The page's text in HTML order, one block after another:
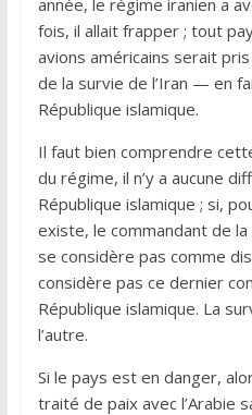
fois, il allait frapper ; tout
avions américains serait
de la survie de l’Iran — en
République islamique.
Il faut bien comprendre
du régime, il n’y a aucune
République islamique ; si,
existe, le commandant de
se considère pas comme
considère pas ce dernier
République islamique. La
l’autre.
Si le pays est en danger,
traité de paix avec l’Arabie